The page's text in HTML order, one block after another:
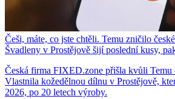
Češi, máte, co jste chtěli. Temu zničilo
Švadleny v Prostějově šijí poslední kusy,
Česká firma FIXED.zone přišla kvůli Temu
Vlastnila kožedělnou dílnu v Prostějově,
2026, po 20 letech výroby.